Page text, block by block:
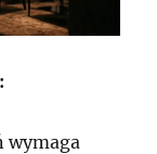
wymaga